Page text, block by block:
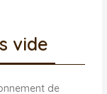
vide
de